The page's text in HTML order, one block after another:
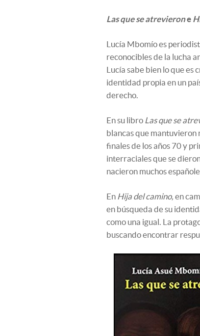
Las que se atrevierone
Lucía Mbomío es
reconocibles de la lucha
Lucía sabe bien lo que es
identidad propia en un
derecho.
En su libro Las que se
blancas que mantuvieron
finales de los años 70 y
interraciales que se
nacieron muchos
En Hija del camino, en
en búsqueda de su
como una igual. La
buscando encontrar